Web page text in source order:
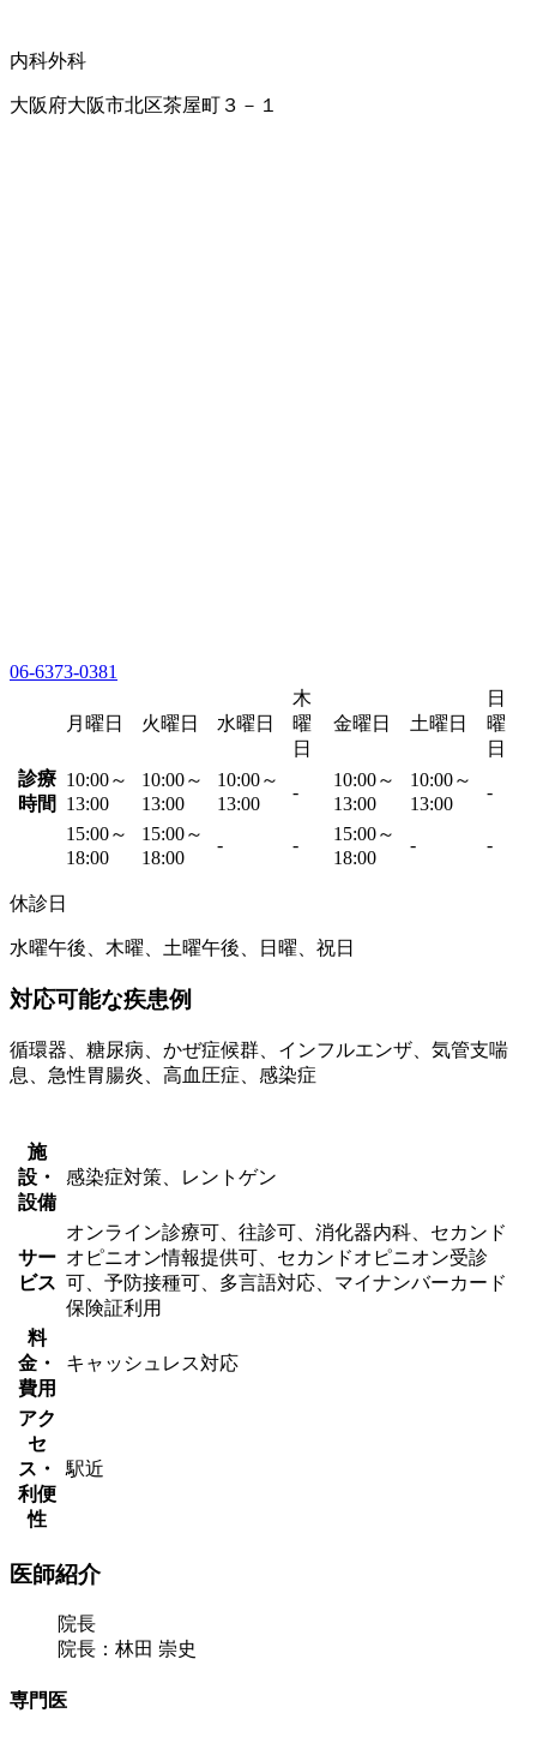
内科外科
大阪府大阪市北区茶屋町３－１
06-6373-0381
月曜日 火曜日 水曜日
木
曜
日
金曜日 土曜日
日
曜
日
診療
時間
10:00～
13:00
10:00～
13:00
10:00～
13:00
-
10:00～
13:00
10:00～
13:00
-
15:00～
18:00
15:00～
18:00
- -
15:00～
18:00
- -
休診日
水曜午後、木曜、土曜午後、日曜、祝日
対応可能な疾患例
循環器、糖尿病、かぜ症候群、インフルエンザ、気管支喘
息、急性胃腸炎、高血圧症、感染症
施
設・
設備
感染症対策、レントゲン
サー
ビス
オンライン診療可、往診可、消化器内科、セカンド
オピニオン情報提供可、セカンドオピニオン受診
可、予防接種可、多言語対応、マイナンバーカード
保険証利用
料
金・
費用
キャッシュレス対応
アク
セ
ス・
利便
性
駅近
医師紹介
院長
院長：林田 崇史
専門医